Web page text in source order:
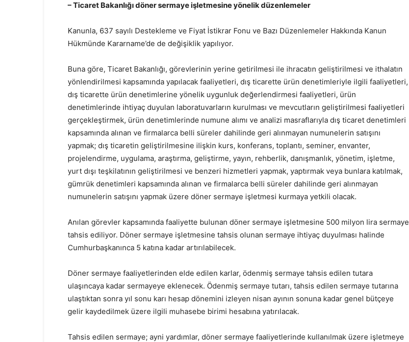
– Ticaret Bakanlığı döner sermaye işletmesine yönelik düzenlemeler
Kanunla, 637 sayılı Destekleme ve Fiyat İstikrar Fonu ve Bazı Düzenlemeler Hakkında Kanun
Hükmünde Kararname’de de değişiklik yapılıyor.
Buna göre, Ticaret Bakanlığı, görevlerinin yerine getirilmesi ile ihracatın geliştirilmesi ve ithalatın
yönlendirilmesi kapsamında yapılacak faaliyetleri, dış ticarette ürün denetimleriyle ilgili faaliyetleri,
dış ticarette ürün denetimlerine yönelik uygunluk değerlendirmesi faaliyetleri, ürün
denetimlerinde ihtiyaç duyulan laboratuvarların kurulması ve mevcutların geliştirilmesi faaliyetleri
gerçekleştirmek, ürün denetimlerinde numune alımı ve analizi masraflarıyla dış ticaret denetimleri
kapsamında alınan ve firmalarca belli süreler dahilinde geri alınmayan numunelerin satışını
yapmak; dış ticaretin geliştirilmesine ilişkin kurs, konferans, toplantı, seminer, envanter,
projelendirme, uygulama, araştırma, geliştirme, yayın, rehberlik, danışmanlık, yönetim, işletme,
yurt dışı teşkilatının geliştirilmesi ve benzeri hizmetleri yapmak, yaptırmak veya bunlara katılmak,
gümrük denetimleri kapsamında alınan ve firmalarca belli süreler dahilinde geri alınmayan
numunelerin satışını yapmak üzere döner sermaye işletmesi kurmaya yetkili olacak.
Anılan görevler kapsamında faaliyette bulunan döner sermaye işletmesine 500 milyon lira sermaye
tahsis ediliyor. Döner sermaye işletmesine tahsis olunan sermaye ihtiyaç duyulması halinde
Cumhurbaşkanınca 5 katına kadar artırılabilecek.
Döner sermaye faaliyetlerinden elde edilen karlar, ödenmiş sermaye tahsis edilen tutara
ulaşıncaya kadar sermayeye eklenecek. Ödenmiş sermaye tutarı, tahsis edilen sermaye tutarına
ulaştıktan sonra yıl sonu karı hesap dönemini izleyen nisan ayının sonuna kadar genel bütçeye
gelir kaydedilmek üzere ilgili muhasebe birimi hesabına yatırılacak.
Tahsis edilen sermaye; ayni yardımlar, döner sermaye faaliyetlerinde kullanılmak üzere işletmeye